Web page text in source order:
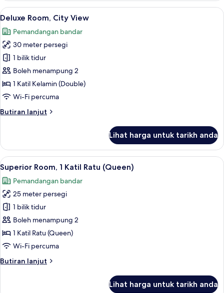
City
View
Lihat
semua
foto
untuk
Deluxe
Room,
City
View
Deluxe Room, City View | Peralatan
34
Deluxe Room, City View
Pemandangan bandar
30 meter persegi
1 bilik tidur
Boleh menampung 2
1 Katil Kelamin (Double)
Wi-Fi percuma
Butiran lanjut
Butiran
Room,
City
View
Lihat harga untuk tarikh anda
Lihat
semua
foto
untuk
Superior
Room,
1
Katil
(Queen)
Superior Room, 1 Katil Ratu
13
Superior Room, 1 Katil Ratu (Queen)
Pemandangan bandar
25 meter persegi
1 bilik tidur
Boleh menampung 2
1 Katil Ratu (Queen)
Wi-Fi percuma
Butiran lanjut
Butiran
Lihat harga untuk tarikh anda